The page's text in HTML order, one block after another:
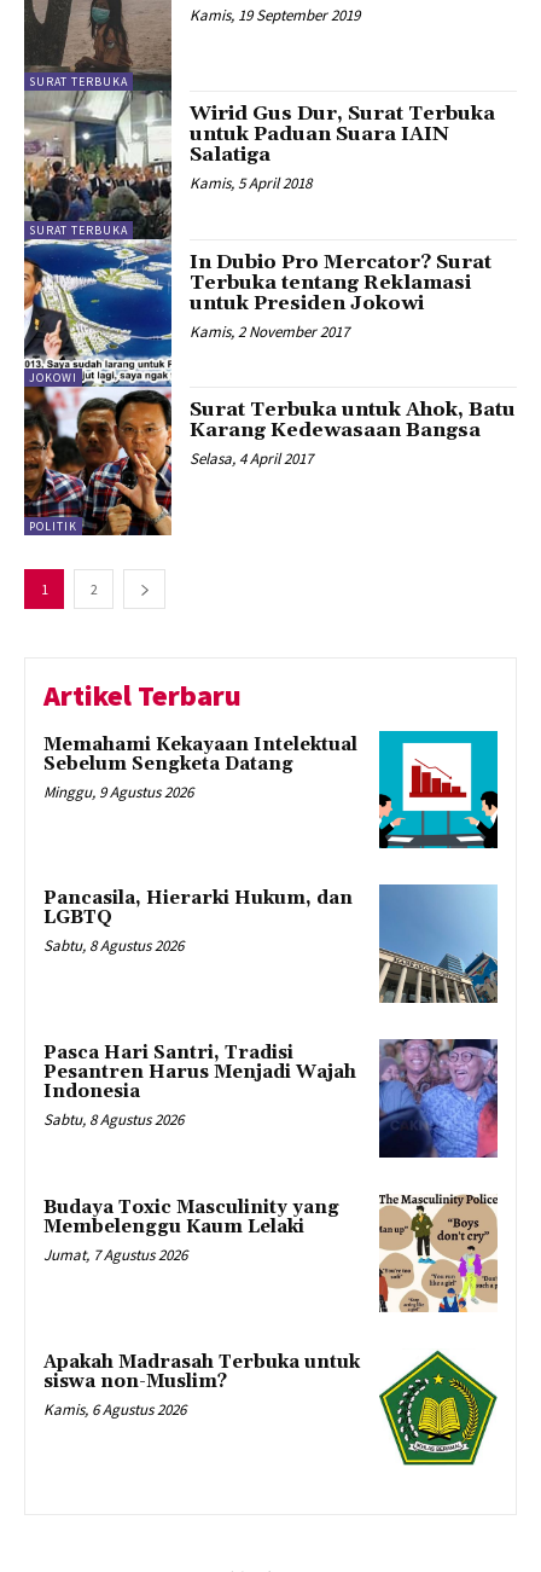
SURAT TERBUKA
Kamis, 19 September 2019
SURAT TERBUKA
Wirid Gus Dur, Surat Terbuka
untuk Paduan Suara IAIN
Salatiga
Kamis, 5 April 2018
JOKOWI
In Dubio Pro Mercator? Surat
Terbuka tentang Reklamasi
untuk Presiden Jokowi
Kamis, 2 November 2017
POLITIK
Surat Terbuka untuk Ahok, Batu
Karang Kedewasaan Bangsa
Selasa, 4 April 2017
1 2
Artikel Terbaru
Memahami Kekayaan Intelektual
Sebelum Sengketa Datang
Minggu, 9 Agustus 2026
Pancasila, Hierarki Hukum, dan
LGBTQ
Sabtu, 8 Agustus 2026
Pasca Hari Santri, Tradisi
Pesantren Harus Menjadi Wajah
Indonesia
Sabtu, 8 Agustus 2026
Budaya Toxic Masculinity yang
Membelenggu Kaum Lelaki
Jumat, 7 Agustus 2026
Apakah Madrasah Terbuka untuk
siswa non-Muslim?
Kamis, 6 Agustus 2026